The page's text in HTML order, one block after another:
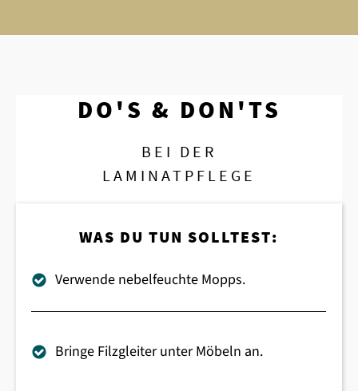
DO'S & DON'TS
BEI DER
LAMINATPFLEGE
WAS DU TUN SOLLTEST:
Verwende nebelfeuchte Mopps.
Bringe Filzgleiter unter Möbeln an.